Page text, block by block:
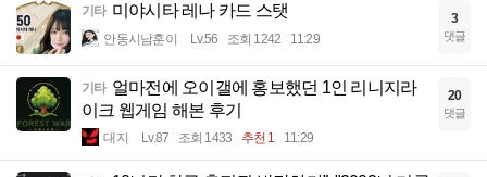
기타 미야시타 레나 카드 스탯
안동시남훈이 Lv.56 조회 1242 11:29
3
댓글
기타 얼마전에 오이갤에 홍보했던 1인 리니지라
이크 웹게임 해본 후기
대지 Lv.87 조회 1433 추천 1 11:29
20
댓글